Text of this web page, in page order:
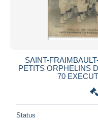
SAINT-
PETITS ORPHELINS
70
Status